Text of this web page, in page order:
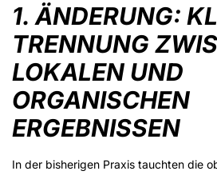
1. ÄNDERUNG:
TRENNUNG
LOKALEN UND
ORGANISCHEN
ERGEBNISSEN
In der bisherigen Praxis tauchten die